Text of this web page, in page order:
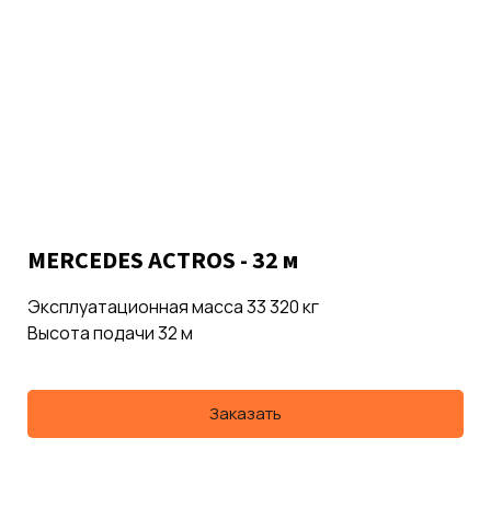
MERCEDES ACTROS - 32 м
Эксплуатационная масса 33 320 кг
Высота подачи 32 м
Заказать